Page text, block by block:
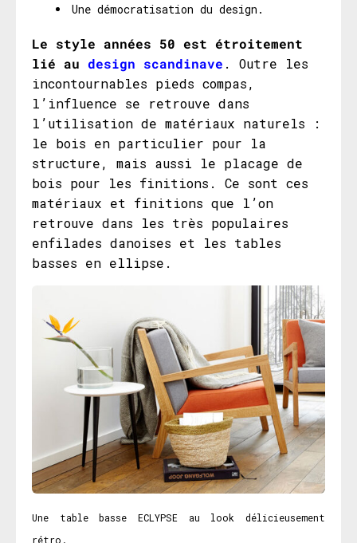
Une démocratisation du design.
Le style années 50 est étroitement
lié au design scandinave . Outre les
incontournables pieds compas,
l’influence se retrouve dans
l’utilisation de matériaux naturels :
le bois en particulier pour la
structure, mais aussi le placage de
bois pour les finitions. Ce sont ces
matériaux et finitions que l’on
retrouve dans les très populaires
enfilades danoises et les tables
basses en ellipse.
Une table basse ECLYPSE au look délicieusement
rétro.